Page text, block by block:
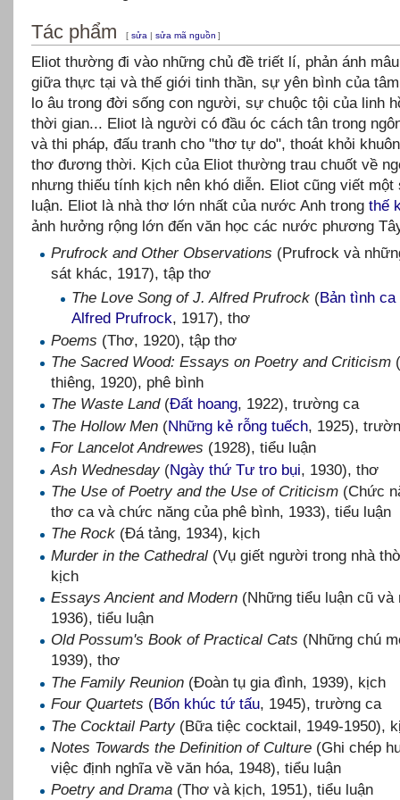
Tác phẩm [ sửa | sửa mã nguồn ]
Eliot thường đi vào những chủ đề triết lí, phản ánh
giữa thực tại và thế giới tinh thần, sự yên bình của
lo âu trong đời sống con người, sự chuộc tội của linh
thời gian... Eliot là người có đầu óc cách tân trong
và thi pháp, đấu tranh cho "thơ tự do", thoát khỏi
thơ đương thời. Kịch của Eliot thường trau chuốt về
nhưng thiếu tính kịch nên khó diễn. Eliot cũng viết một
luận. Eliot là nhà thơ lớn nhất của nước Anh trong thế
ảnh hưởng rộng lớn đến văn học các nước phương
Prufrock and Other Observations (Prufrock và
sát khác, 1917), tập thơ
The Love Song of J. Alfred Prufrock(Bản tình ca
Alfred Prufrock, 1917), thơ
Poems (Thơ, 1920), tập thơ
The Sacred Wood: Essays on Poetry and Criticism
thiêng, 1920), phê bình
The Waste Land(Đất hoang, 1922), trường ca
The Hollow Men (Những kẻ rỗng tuếch, 1925),
For Lancelot Andrewes (1928), tiểu luận
Ash Wednesday(Ngày thứ Tư tro bụi, 1930), thơ
The Use of Poetry and the Use of Criticism (Chức
thơ ca và chức năng của phê bình, 1933), tiểu luận
The Rock (Đá tảng, 1934), kịch
Murder in the Cathedral (Vụ giết người trong nhà
kịch
Essays Ancient and Modern (Những tiểu luận cũ và
1936), tiểu luận
Old Possum's Book of Practical Cats (Những chú
1939), thơ
The Family Reunion (Đoàn tụ gia đình, 1939), kịch
Four Quartets (Bốn khúc tứ tấu, 1945), trường ca
The Cocktail Party(Bữa tiệc cocktail, 1949-1950),
Notes Towards the Definition of Culture (Ghi chép
việc định nghĩa về văn hóa, 1948), tiểu luận
Poetry and Drama (Thơ và kịch, 1951), tiểu luận